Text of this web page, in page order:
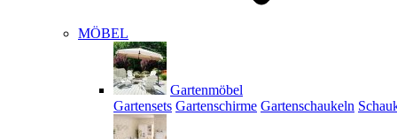
MÖBEL
Gartenmöbel
Gartensets Gartenschirme Gartenschaukeln